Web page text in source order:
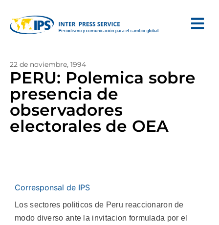
22 de noviembre, 1994
PERU: Polemica sobre
presencia de
observadores
electorales de OEA
Corresponsal de IPS
Los sectores politicos de Peru reaccionaron de
modo diverso ante la invitacion formulada por el